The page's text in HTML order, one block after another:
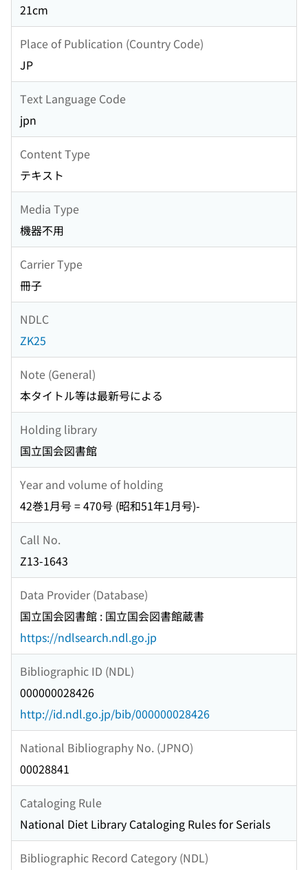
21cm
Place of Publication (Country Code)
JP
Text Language Code
jpn
Content Type
テキスト
Media Type
機器不用
Carrier Type
冊子
NDLC
ZK25
Note (General)
本タイトル等は最新号による
Holding library
国立国会図書館
Year and volume of holding
42巻1月号 = 470号 (昭和51年1月号)-
Call No.
Z13-1643
Data Provider (Database)
国立国会図書館 : 国立国会図書館蔵書
https://ndlsearch.ndl.go.jp
Bibliographic ID (NDL)
000000028426
http://id.ndl.go.jp/bib/000000028426
National Bibliography No. (JPNO)
00028841
Cataloging Rule
National Diet Library Cataloging Rules for Serials
Bibliographic Record Category (NDL)